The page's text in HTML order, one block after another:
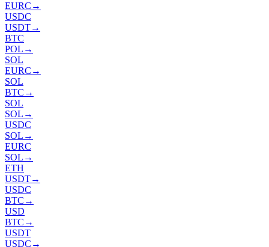
EURC →
USDC
USDT→
BTC
POL →
SOL
EURC →
SOL
BTC →
SOL
SOL →
USDC
SOL →
EURC
SOL →
ETH
USDT→
USDC
BTC →
USD
BTC →
USDT
USDC →